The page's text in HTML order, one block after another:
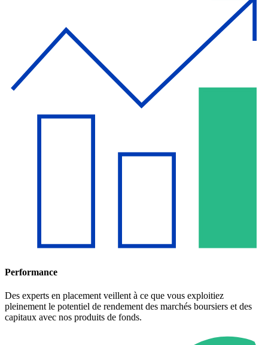
Performance
Des experts en placement veillent à ce que vous exploitiez
pleinement le potentiel de rendement des marchés boursiers et des
capitaux avec nos produits de fonds.